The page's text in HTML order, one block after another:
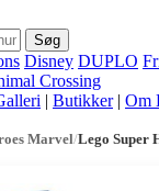
Søg
Disney DUPLO
Crossing
| Butikker | Om
Marvel/Lego Super